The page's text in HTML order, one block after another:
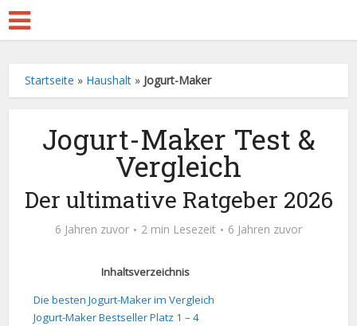
Startseite » Haushalt » Jogurt-Maker
Jogurt-Maker Test &
Vergleich
Der ultimative Ratgeber 2026
6 Jahren zuvor 2 min Lesezeit 6 Jahren zuvor
Inhaltsverzeichnis
Die besten Jogurt-Maker im Vergleich
Jogurt-Maker Bestseller Platz 1 – 4